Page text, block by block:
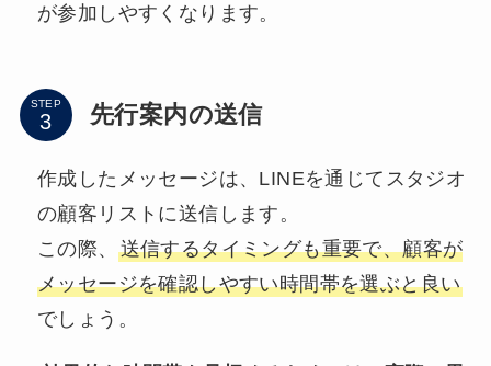
が参加しやすくなります。
STEP 先行案内の送信
作成したメッセージは、LINEを通じてスタジオ
の顧客リストに送信します。
この際、 送信するタイミングも重要で、顧客が
メッセージを確認しやすい時間帯を選ぶと良い
でしょう。